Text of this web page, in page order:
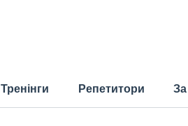
Тренінги Репетитори